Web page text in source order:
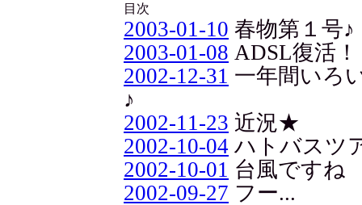
目次
2003-01-10 春物第１号♪
2003-01-08 ADSL復活！
2002-12-31 一年間いろ
♪
2002-11-23 近況★
2002-10-04 ハトバスツ
2002-10-01 台風ですね
2002-09-27 フー...